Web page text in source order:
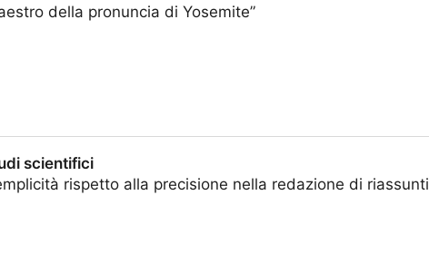
della pronuncia di Yosemite”
scientifici
rispetto alla precisione nella redazione di riassunti